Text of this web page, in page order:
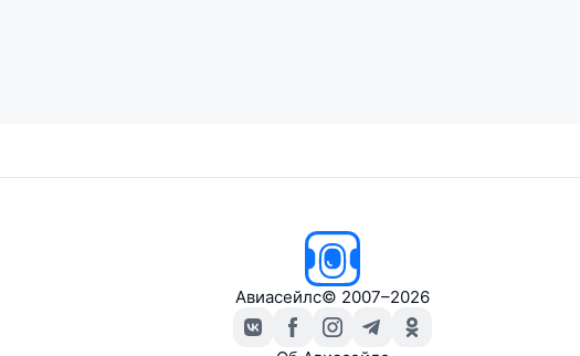
Авиасейлс© 2007–2026